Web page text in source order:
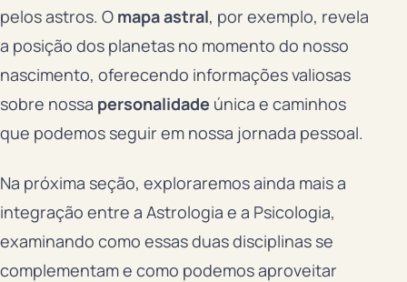
pelos astros. O mapa astral, por exemplo, revela
a posição dos planetas no momento do nosso
nascimento, oferecendo informações valiosas
sobre nossa personalidade única e caminhos
que podemos seguir em nossa jornada pessoal.
Na próxima seção, exploraremos ainda mais a
integração entre a Astrologia e a Psicologia,
examinando como essas duas disciplinas se
complementam e como podemos aproveitar